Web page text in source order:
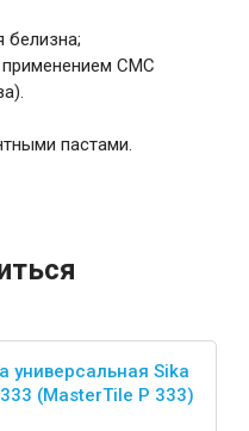
белизна;
СМС
пастами.
универсальная Sika
(MasterTile P 333)